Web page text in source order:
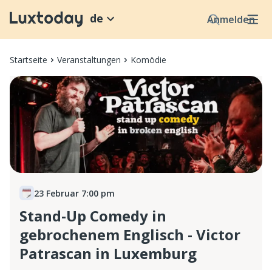
Anmelden
de
Startseite Veranstaltungen Komödie
23 Februar 7:00 pm
Stand-Up Comedy in
gebrochenem Englisch - Victor
Patrascan in Luxemburg